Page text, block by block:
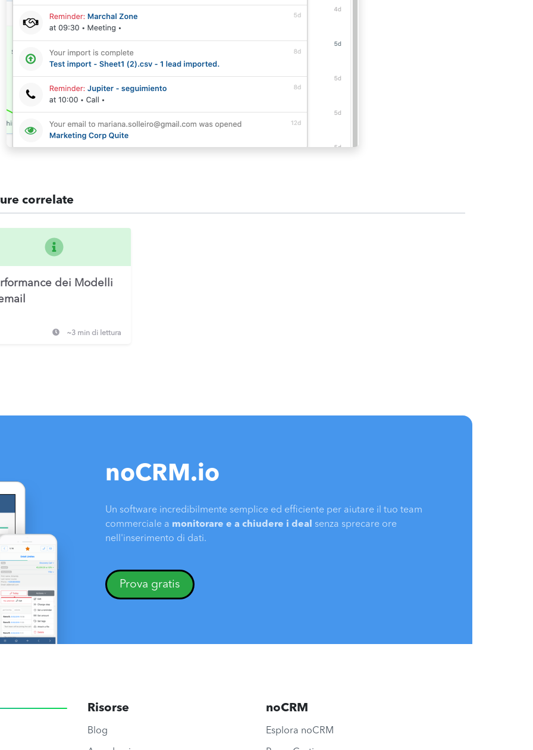
correlate
dei Modelli
~3 min di lettura
noCRM.io
Un software incredibilmente semplice ed efficiente per aiutare il tuo team
commerciale a monitorare e a chiudere i deal
senza sprecare ore
nell'inserimento di dati.
Prova gratis
Risorse
Blog
noCRM
Esplora noCRM